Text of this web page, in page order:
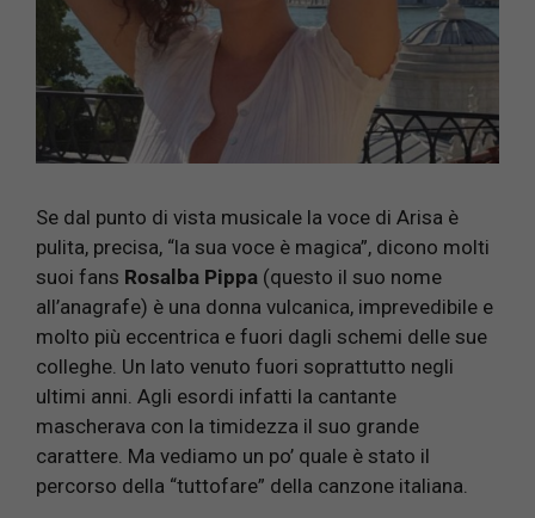
Se dal punto di vista musicale la voce di Arisa è
pulita, precisa, “la sua voce è magica”, dicono molti
suoi fans Rosalba Pippa (questo il suo nome
all’anagrafe) è una donna vulcanica, imprevedibile e
molto più eccentrica e fuori dagli schemi delle sue
colleghe. Un lato venuto fuori soprattutto negli
ultimi anni. Agli esordi infatti la cantante
mascherava con la timidezza il suo grande
carattere. Ma vediamo un po’ quale è stato il
percorso della “tuttofare” della canzone italiana.